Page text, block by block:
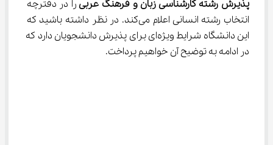
پذیرش رشته کارشناسی زبان و فرهنگ عربی را در دفترچه
انتخاب رشته انسانی اعلام می‌کند. در نظر داشته باشید که
این دانشگاه شرایط ویژه‌ای برای پذیرش دانشجویان دارد که
در ادامه به توضیح آن خواهیم پرداخت.